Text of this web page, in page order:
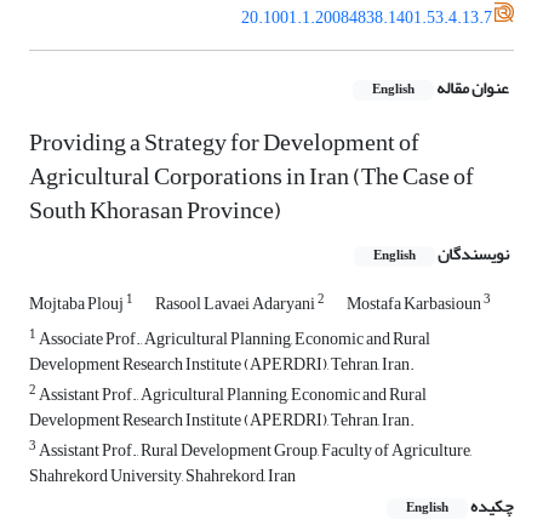
20.1001.1.20084838.1401.53.4.13.7
عنوان مقاله English
Providing a Strategy for Development of
Agricultural Corporations in Iran (The Case of
South Khorasan Province)
نویسندگان English
Mojtaba Plouj 1 Rasool Lavaei Adaryani2 Mostafa Karbasioun3
1Associate Prof., Agricultural Planning, Economic and Rural
Development Research Institute (APERDRI), Tehran, Iran.
2Assistant Prof., Agricultural Planning, Economic and Rural
Development Research Institute (APERDRI), Tehran, Iran.
3Assistant Prof., Rural Development Group, Faculty of Agriculture,
Shahrekord University, Shahrekord, Iran
چکیده
English